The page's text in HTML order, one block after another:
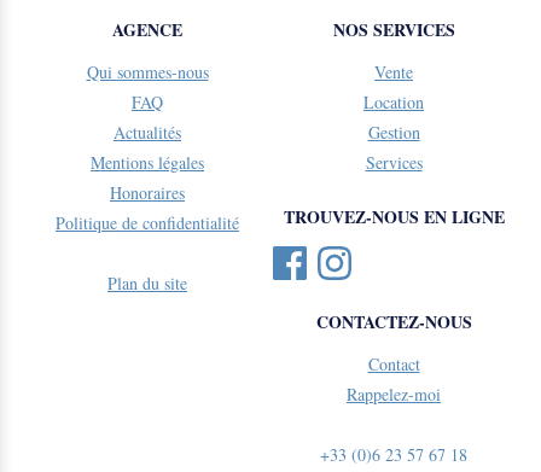
AGENCE
Qui sommes-nous
FAQ
Actualités
Mentions légales
Honoraires
Politique de confidentialité
Plan du site
NOS SERVICES
Vente
Location
Gestion
Services
TROUVEZ-NOUS EN LIGNE
CONTACTEZ-NOUS
Contact
Rappelez-moi
+33 (0)6 23 57 67 18